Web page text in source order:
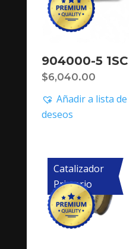
904000-5 1SC
$6,040.00
Añadir a lista de
deseos
Catalizador
Primario